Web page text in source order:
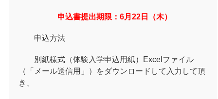
申込書提出期限：6月22日（木）
申込方法
別紙様式（体験入学申込用紙）Excelファイル
（「メール送信用」）をダウンロードして入力して頂
き、